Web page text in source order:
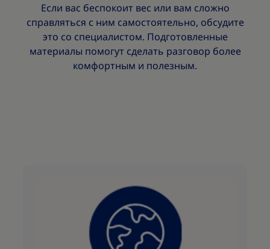
Если вас беспокоит вес или вам сложно
справляться с ним самостоятельно, обсудите
это со специалистом. Подготовленные
материалы помогут сделать разговор более
комфортным и полезным.